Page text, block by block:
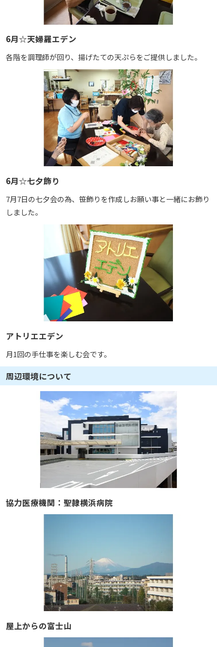
6月☆天婦羅エデン
各階を調理師が回り、揚げたての天ぷらをご提供しました。
6月☆七夕飾り
7月7日の七夕会の為、笹飾りを作成しお願い事と一緒にお飾り
しました。
アトリエエデン
月1回の手仕事を楽しむ会です。
周辺環境について
協力医療機関：聖隷横浜病院
屋上からの富士山